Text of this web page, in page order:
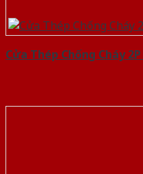
Cửa Thép Chống Cháy